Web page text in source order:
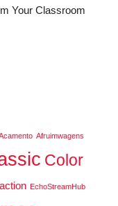
Your Classroom
Afruimwagens
Color
EchoStreamHub